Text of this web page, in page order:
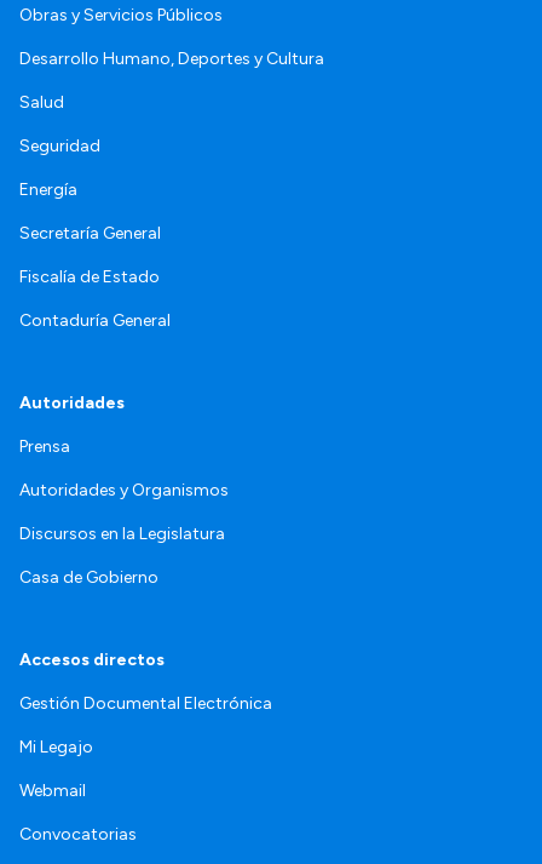
Obras y Servicios Públicos
Desarrollo Humano, Deportes y Cultura
Salud
Seguridad
Energía
Secretaría General
Fiscalía de Estado
Contaduría General
Autoridades
Prensa
Autoridades y Organismos
Discursos en la Legislatura
Casa de Gobierno
Accesos directos
Gestión Documental Electrónica
Mi Legajo
Webmail
Convocatorias